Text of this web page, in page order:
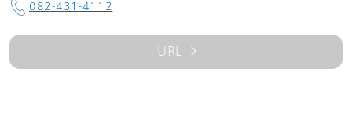
082-431-4112
URL